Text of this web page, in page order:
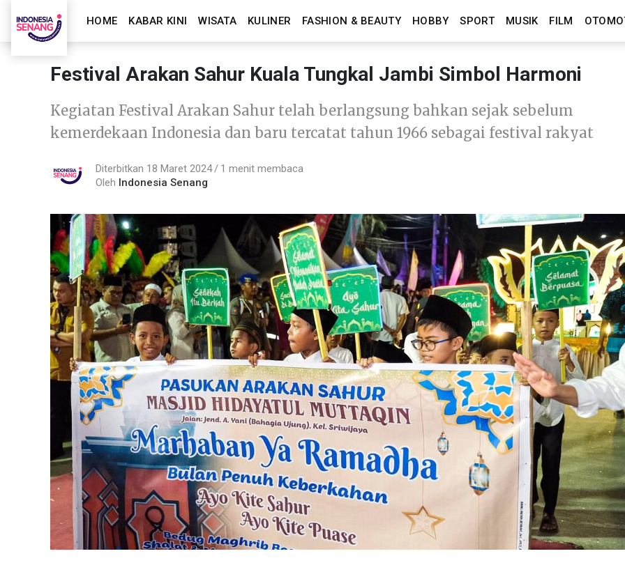
HOME KABAR KINI WISATA KULINER FASHION & BEAUTY HOBBY SPORT MUSIK FILM
Festival Arakan Sahur Kuala Tungkal Jambi Simbol Harmoni
Kegiatan Festival Arakan Sahur telah berlangsung bahkan sejak sebelum
kemerdekaan Indonesia dan baru tercatat tahun 1966 sebagai festival rakyat
Diterbitkan 18 Maret 2024
1 menit membaca
Oleh Indonesia Senang